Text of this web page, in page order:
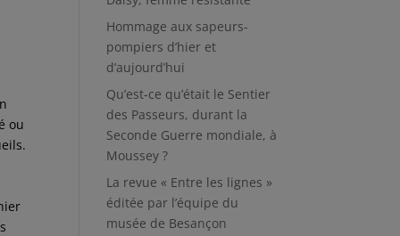
ou
Hommage aux sapeurs-
pompiers d’hier et
d’aujourd’hui
Qu’est-ce qu’était le Sentier
des Passeurs, durant la
Seconde Guerre mondiale, à
Moussey ?
La revue « Entre les lignes »
éditée par l’équipe du
musée de Besançon